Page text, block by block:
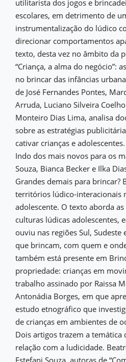
utilitarista dos jogos e
escolares, em detrimento de
instrumentalização do lúdico
direcionar comportamentos
texto, desta vez no âmbito da
“Criança, a alma do negócio”:
no brincar das infâncias
de José Fernandes Pontes,
Arruda, Luciano Silveira
Monteiro Dias Lima, analisa
sobre as estratégias
cativar crianças e adolescentes.
Indo dos mais novos para os
Souza, Bianca Becker e Ilka
Grandes demais para brincar?
territórios lúdico-interacionais
adolescente. O texto aborda
culturas lúdicas adolescentes,
ouviu nas regiões Sul, Sudeste
que brincam, com quem e
também está presente em
propriedade: crianças em
trabalho assinado por Raissa
Antonádia Borges, em que
estudo etnográfico que
de crianças em ambientes de
Dois artigos trazem a
relação com a ludicidade.
Estefani Souza, autoras de